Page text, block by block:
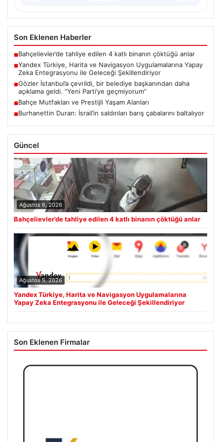
Son Eklenen Haberler
■Bahçelievler’de tahliye edilen 4 katlı binanın çöktüğü anlar
■Yandex Türkiye, Harita ve Navigasyon Uygulamalarına Yapay
Zeka Entegrasyonu ile Geleceği Şekillendiriyor
■Gözler İstanbul’a çevrildi, bir belediye başkanından daha
açıklama geldi. “Yeni Parti’ye geçmiyorum”
■Bahçe Mutfakları ve Prestijli Yaşam Alanları
■Burhanettin Duran: İsrail’in saldırıları barış çabalarını baltalıyor
Güncel
Ağustos 6, 2026
Bahçelievler’de tahliye edilen 4 katlı binanın çöktüğü anlar
Ağustos 5, 2026
Yandex Türkiye, Harita ve Navigasyon Uygulamalarına
Yapay Zeka Entegrasyonu ile Geleceği Şekillendiriyor
Son Eklenen Firmalar